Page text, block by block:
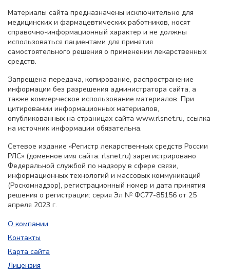
Материалы сайта предназначены исключительно для
медицинских и фармацевтических работников, носят
справочно-информационный характер и не должны
использоваться пациентами для принятия
самостоятельного решения о применении лекарственных
средств.
Запрещена передача, копирование, распространение
информации без разрешения администратора сайта, а
также коммерческое использование материалов. При
цитировании информационных материалов,
опубликованных на страницах сайта www.rlsnet.ru, ссылка
на источник информации обязательна.
Сетевое издание «Регистр лекарственных средств России
РЛС» (доменное имя сайта: rlsnet.ru) зарегистрировано
Федеральной службой по надзору в сфере связи,
информационных технологий и массовых коммуникаций
(Роскомнадзор), регистрационный номер и дата принятия
решения о регистрации: серия Эл № ФС77-85156 от 25
апреля 2023 г.
О компании
Контакты
Карта сайта
Лицензия